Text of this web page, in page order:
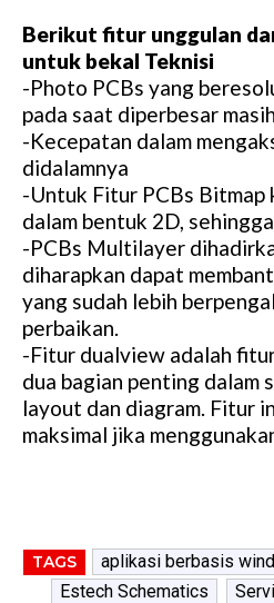
Berikut fitur unggulan
untuk bekal Teknisi
-Photo PCBs yang
pada saat diperbesar
-Kecepatan dalam
didalamnya
-Untuk Fitur PCBs Bitmap
dalam bentuk 2D,
-PCBs Multilayer
diharapkan dapat
yang sudah lebih
perbaikan.
-Fitur dualview adalah
dua bagian penting dalam
layout dan diagram. Fitur
maksimal jika
TAGS aplikasi berbasis
Estech Schematics